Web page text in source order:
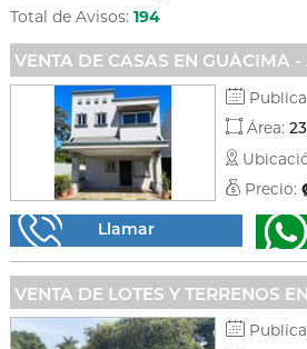
Total de Avisos: 194
VENTA DE CASAS EN GUÁCIMA
Área:
Precio:
Llamar